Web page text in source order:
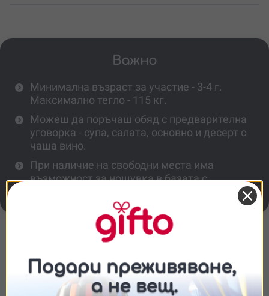
Важно
Минимална възраст за участие - 3-4 г.
Максимално тегло - 115 кг.
Можеш да поръчаш обяд с предварителна
уговорка - супа, салата, основно и десерт с
чаша вино.
При наличие на свободни места има
възможност за нощувка в базата с
Повече информация
Подходящо ли е за хора без опит в
Съгласие Подробности Относно